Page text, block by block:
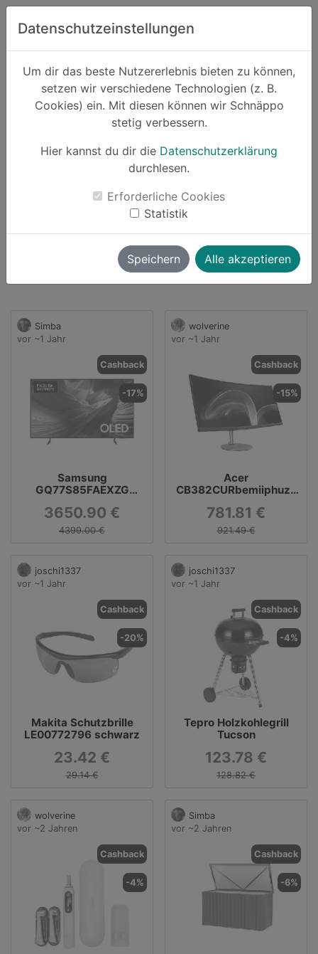
Zum Hauptinhalt springen
Datenschutzeinstellungen
Um dir das beste Nutzererlebnis bieten zu können,
setzen wir verschiedene Technologien (z. B.
Cookies) ein. Mit diesen können wir Schnäppo
stetig verbessern.
Hier kannst du dir die Datenschutzerklärung
durchlesen.
Erforderliche Cookies
Statistik
Speichern Alle akzeptieren
Suchen
Partner Büroshop24
Schnäppchen von Büroshop24
39 Angebote | bis zu2.5% Cashback
Direkt zum Partnerlaunch
Simba
vor ~1 Jahr
Cashback
-17%
Samsung
GQ77S85FAEXZG
3650.90 €
4399.00 €
wolverine
vor ~1 Jahr
Cashback
-15%
Acer
CB382CURbemiiphuzx
silber
781.81 €
921.49 €
joschi1337
vor ~1 Jahr
Cashback
-20%
Makita Schutzbrille
LE00772796 schwarz
23.42 €
29.14 €
joschi1337
vor ~1 Jahr
Cashback
-4%
Tepro Holzkohlegrill
Tucson
123.78 €
128.82 €
wolverine
vor ~2 Jahren
Cashback
-4%
Simba
vor ~2 Jahren
Cashback
-6%